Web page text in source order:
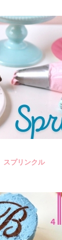
スプリンクル